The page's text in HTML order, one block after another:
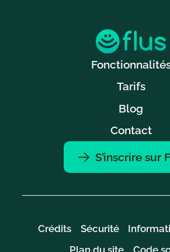
Tarifs
Blog
Contact
S’inscrire sur
Crédits Sécurité
Plan du site
Code